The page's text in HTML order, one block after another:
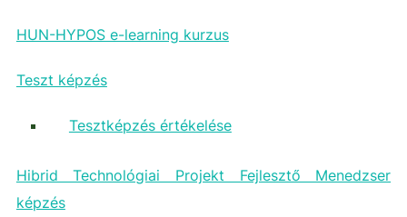
HUN-HYPOS e-learning kurzus
Teszt képzés
Tesztképzés értékelése
Hibrid Technológiai Projekt Fejlesztő Menedzser
képzés